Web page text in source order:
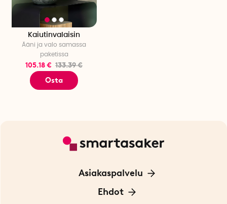
Kaiutinvalaisin
Ääni ja valo samassa
paketissa
105.18 € 133.39 €
Osta
Asiakaspalvelu
Ota yhteyttä
Ehdot